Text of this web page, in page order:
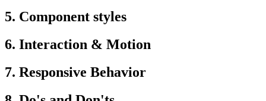
5. Component styles
6. Interaction & Motion
7. Responsive Behavior